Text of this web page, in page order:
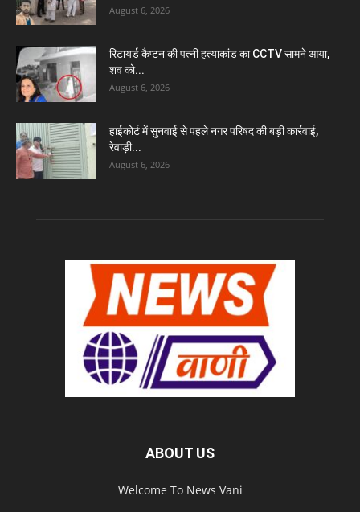
August 6, 2026
रिटायर्ड कैप्टन की पत्नी हत्याकांड का CCTV सामने आया,
शव को...
August 6, 2026
हाईकोर्ट में सुनवाई से पहले नगर परिषद की बड़ी कार्रवाई,
रेवाड़ी...
August 6, 2026
ABOUT US
Welcome To News Vani